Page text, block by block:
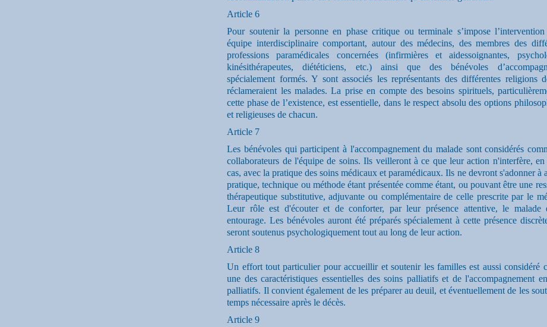
Article 6
Pour soutenir la personne en phase critique ou terminale s’impose l’intervention
équipe interdisciplinaire comportant, autour des médecins, des membres des
professions paramédicales concernées (infirmières et aidessoignantes,
kinésithérapeutes, diététiciens, etc.) ainsi que des bénévoles
spécialement formés. Y sont associés les représentants des différentes religions
réclameraient les malades. La prise en compte des besoins spirituels,
cette phase de l’existence, est essentielle, dans le respect absolu des options
et religieuses de chacun.
Article 7
Les bénévoles qui participent à l'accompagnement du malade sont considérés
collaborateurs de l'équipe de soins. Ils veilleront à ce que leur action n'interfère, en
cas, avec la pratique des soins médicaux et paramédicaux. Ils ne devront s'adonner à
pratique, technique ou méthode étant présentée comme étant, ou pouvant être une
thérapeutique substitutive, adjuvante ou complémentaire de celle prescrite par le
Leur rôle est d'écouter et de conforter, par leur présence attentive, le malade
entourage. Les bénévoles auront été préparés spécialement à cette présence
seront soutenus psychologiquement tout au long de leur action.
Article 8
Un effort tout particulier pour accueillir et soutenir les familles est aussi considéré
une des caractéristiques essentielles des soins palliatifs et de l'accompagnement
palliatifs. Il convient également de les préparer au deuil, et éventuellement de les
temps nécessaire après le décès.
Article 9